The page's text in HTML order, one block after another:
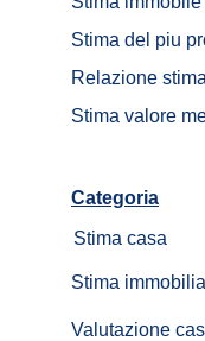
Categoria
Stima
Stima casa
Valutazione
Stima del piu
Relazione
Stima valore